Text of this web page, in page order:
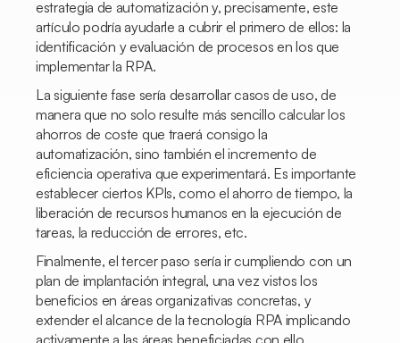
estrategia de automatización y, precisamente, este
artículo podría ayudarle a cubrir el primero de ellos: la
identificación y evaluación de procesos en los que
implementar la RPA.
La siguiente fase sería desarrollar casos de uso, de
manera que no solo resulte más sencillo calcular los
ahorros de coste que traerá consigo la
automatización, sino también el incremento de
eficiencia operativa que experimentará. Es importante
establecer ciertos KPIs, como el ahorro de tiempo, la
liberación de recursos humanos en la ejecución de
tareas, la reducción de errores, etc.
Finalmente, el tercer paso sería ir cumpliendo con un
plan de implantación integral, una vez vistos los
beneficios en áreas organizativas concretas, y
extender el alcance de la tecnología RPA implicando
activamente a las áreas beneficiadas con ello.